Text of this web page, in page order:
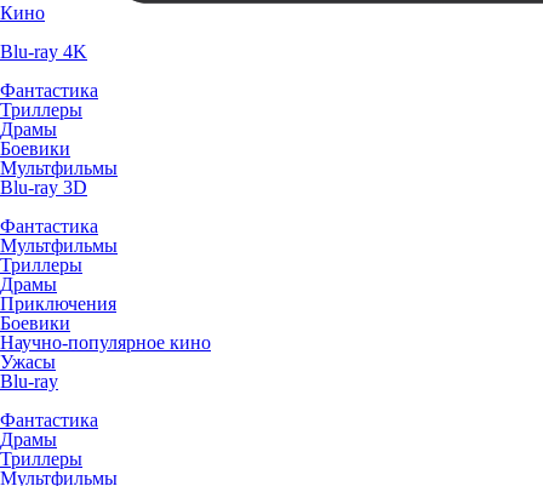
Кино
Blu-ray 4K
Фантастика
Триллеры
Драмы
Боевики
Мультфильмы
Blu-ray 3D
Фантастика
Мультфильмы
Триллеры
Драмы
Приключения
Боевики
Научно-популярное кино
Ужасы
Blu-ray
Фантастика
Драмы
Триллеры
Мультфильмы